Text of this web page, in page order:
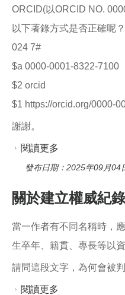
ORCID(以ORCID NO.
以下著錄方式是否正確呢？
024 7#
$a 0000-0001-8322-7100
$2 orcid
$1 https://orcid.org/0000-
謝謝。
閱讀更多
問
發布日期：2025年09月
關於建立權威紀
當一作者有不同名稱時，
生卒年、籍貫、專長等以資
請問這段文字，為何會被
閱讀更多